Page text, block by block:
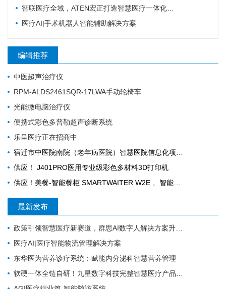
智联医疗全域，ATEN宏正打造智慧医疗一体化连接解决方案
医疗AI|手术机器人智能辅助解决方案
编辑推荐
中医超声治疗仪
RPM-ALDS2461SQR-17LWA手动轮椅车
光能微电脑治疗仪
便携式彩色多普勒超声诊断系统
乐呈医疗正在招商中
宿迁市中医院南院（老年病医院）智慧医院信息化项目采购公告
供应！ J401PRO医用专业级彩色多材料3D打印机
供应！美餐-智能餐柜 SMARTWAITER W2E 、智能电子收银称 SUNMI S2
最新发布
政策引领智慧医疗新赛道，群思AI数字人解决方案升级，便民就医链路！
医疗AI|医疗智能物流管理解决方案
东华医为营养诊疗系统：赋能内分泌科智慧营养管理
软硬一体全链自研！九星数字科技完整智慧医疗产品矩阵，助力区域医疗数字化升级